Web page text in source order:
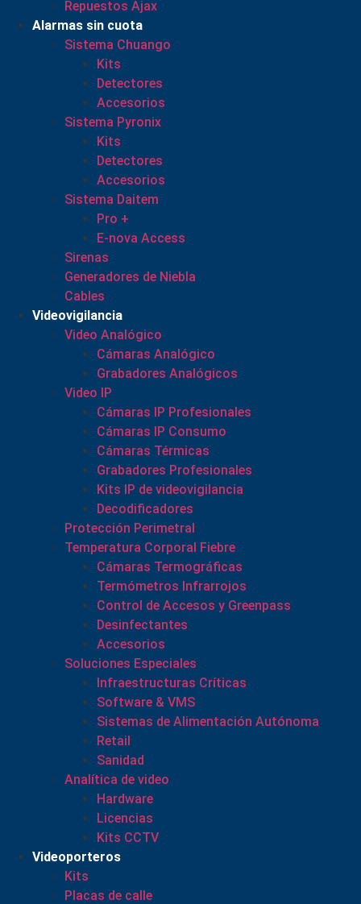
Repuestos Ajax
Alarmas sin cuota
Sistema Chuango
Kits
Detectores
Accesorios
Sistema Pyronix
Kits
Detectores
Accesorios
Sistema Daitem
Pro +
E-nova Access
Sirenas
Generadores de Niebla
Cables
Videovigilancia
Video Analógico
Cámaras Analógico
Grabadores Analógicos
Video IP
Cámaras IP Profesionales
Cámaras IP Consumo
Cámaras Térmicas
Grabadores Profesionales
Kits IP de videovigilancia
Decodificadores
Protección Perimetral
Temperatura Corporal Fiebre
Cámaras Termográficas
Termómetros Infrarrojos
Control de Accesos y Greenpass
Desinfectantes
Accesorios
Soluciones Especiales
Infraestructuras Críticas
Software & VMS
Sistemas de Alimentación Autónoma
Retail
Sanidad
Analítica de video
Hardware
Licencias
Kits CCTV
Videoporteros
Kits
Placas de calle